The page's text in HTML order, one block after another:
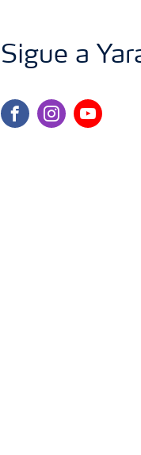
Sigue a
facebookinstagram
youtube